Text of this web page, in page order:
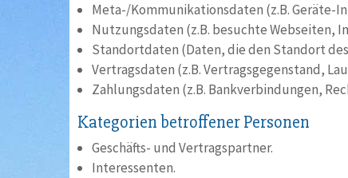
Meta-/Kommunikationsdaten (z.B. Geräte-
Nutzungsdaten (z.B. besuchte Webseiten,
Standortdaten (Daten, die den Standort
Vertragsdaten (z.B. Vertragsgegenstand,
Zahlungsdaten (z.B. Bankverbindungen,
Kategorien betroffener Personen
Geschäfts- und Vertragspartner.
Interessenten.